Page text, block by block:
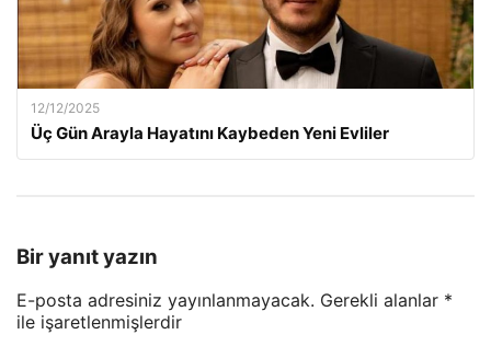
12/12/2025
Üç Gün Arayla Hayatını Kaybeden Yeni Evliler
Bir yanıt yazın
E-posta adresiniz yayınlanmayacak. Gerekli alanlar *
ile işaretlenmişlerdir